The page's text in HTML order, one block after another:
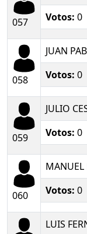
057
Votos: 0
058
JUAN
Votos: 0
059
JULIO
Votos: 0
060
MANUEL
Votos: 0
LUIS